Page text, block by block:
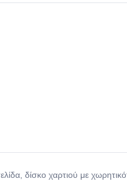
δίσκο χαρτιού με